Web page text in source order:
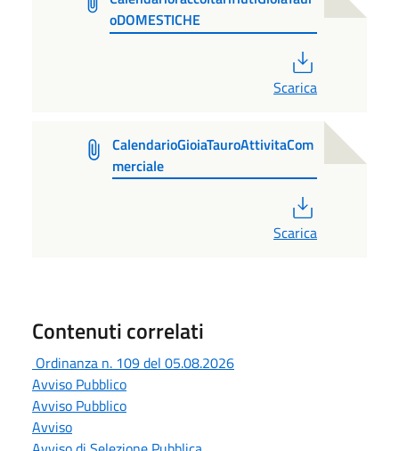
oDOMESTICHE
Scarica
CalendarioGioiaTauroAttivitaCom
merciale
Scarica
Contenuti correlati
Ordinanza n. 109 del 05.08.2026
Avviso Pubblico
Avviso Pubblico
Avviso